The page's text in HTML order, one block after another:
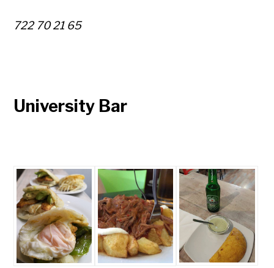
722 70 21 65
University Bar